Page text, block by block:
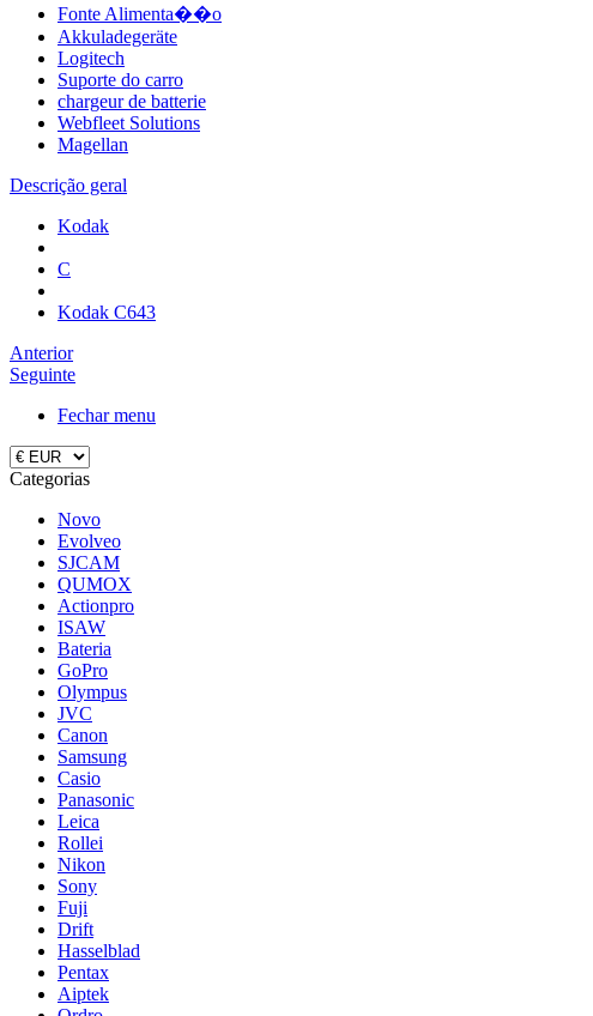
Fonte Alimenta��o
Akkuladegeräte
Logitech
Suporte do carro
chargeur de batterie
Webfleet Solutions
Magellan
Descrição geral
Kodak
C
Kodak C643
Anterior
Seguinte
Fechar menu
Categorias
Novo
Evolveo
SJCAM
QUMOX
Actionpro
ISAW
Bateria
GoPro
Olympus
JVC
Canon
Samsung
Casio
Panasonic
Leica
Rollei
Nikon
Sony
Fuji
Drift
Hasselblad
Pentax
Aiptek